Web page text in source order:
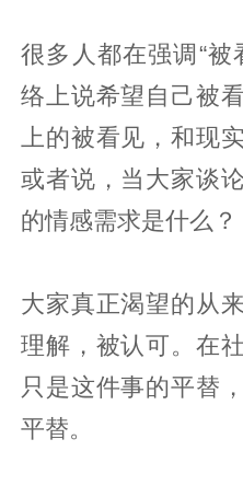
很多人都在强调“被
络上说希望自己被
上的被看见，和现
或者说，当大家谈
的情感需求是什么？
大家真正渴望的从
理解，被认可。在
只是这件事的平替
平替。